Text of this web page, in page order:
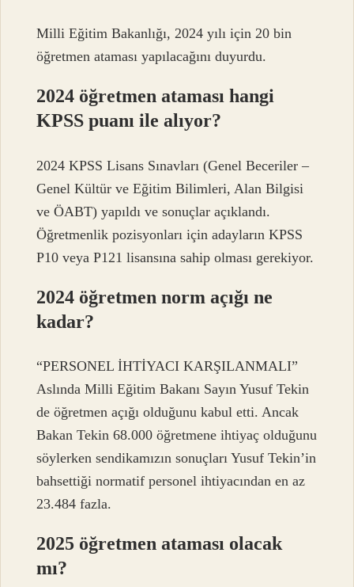
Milli Eğitim Bakanlığı, 2024 yılı için 20 bin
öğretmen ataması yapılacağını duyurdu.
2024 öğretmen ataması hangi
KPSS puanı ile alıyor?
2024 KPSS Lisans Sınavları (Genel Beceriler –
Genel Kültür ve Eğitim Bilimleri, Alan Bilgisi
ve ÖABT) yapıldı ve sonuçlar açıklandı.
Öğretmenlik pozisyonları için adayların KPSS
P10 veya P121 lisansına sahip olması gerekiyor.
2024 öğretmen norm açığı ne
kadar?
“PERSONEL İHTİYACI KARŞILANMALI”
Aslında Milli Eğitim Bakanı Sayın Yusuf Tekin
de öğretmen açığı olduğunu kabul etti. Ancak
Bakan Tekin 68.000 öğretmene ihtiyaç olduğunu
söylerken sendikamızın sonuçları Yusuf Tekin’in
bahsettiği normatif personel ihtiyacından en az
23.484 fazla.
2025 öğretmen ataması olacak
mı?